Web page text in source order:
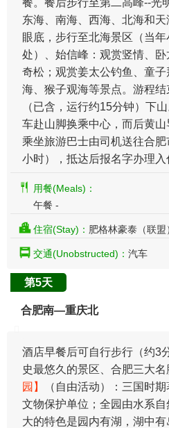
东海、南海、西海、北海和
眼底，步行至北海景区（当
处）、始信峰：观赏竖情、
奇松；观赏姜太公钓鱼、童
海、猴子观海等景点。游程
（已含，运行约15分钟）下
车赴山脚换乘中心，而后黄
乘坐旅游巴士由司机送往合
小时），抵达后报名字办理入
用餐(Meals)：
午餐 -
住宿(Stay)： 肥格林豪泰（联
交通(Unobstructed)： 汽车
第5天
合肥南—重庆北
酒店早餐后可自行步行（约3
史最悠久的景区、合肥三大
园】
（自由活动）：三国时
文物保护单位；全园由水系
大的特色是园内有湖，湖中